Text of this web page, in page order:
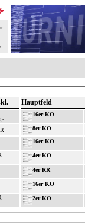
Hauptfeld
16er KO
8er KO
16er KO
4er KO
4er RR
16er KO
2er KO